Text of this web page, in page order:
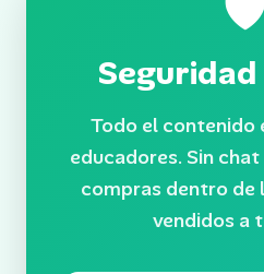
Todo el contenido
educadores. Sin
compras dentro de
vendidos a